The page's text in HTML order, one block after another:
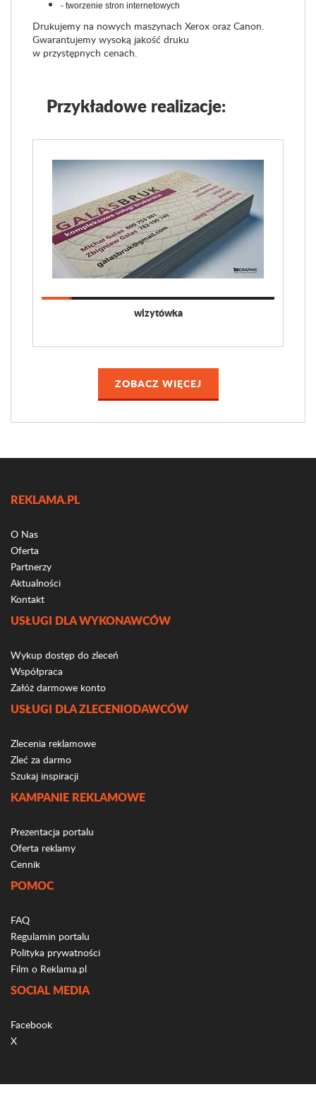
- tworzenie stron internetowych
Drukujemy na nowych maszynach Xerox oraz Canon.
Gwarantujemy wysoką jakość druku
w przystępnych cenach.
Przykładowe realizacje:
wizytówka
ZOBACZ WIĘCEJ
REKLAMA.PL
O Nas
Oferta
Partnerzy
Aktualności
Kontakt
USŁUGI DLA WYKONAWCÓW
Wykup dostęp do zleceń
Współpraca
Załóż darmowe konto
USŁUGI DLA ZLECENIODAWCÓW
Zlecenia reklamowe
Zleć za darmo
Szukaj inspiracji
KAMPANIE REKLAMOWE
Prezentacja portalu
Oferta reklamy
Cennik
POMOC
FAQ
Regulamin portalu
Polityka prywatności
Film o Reklama.pl
SOCIAL MEDIA
Facebook
X